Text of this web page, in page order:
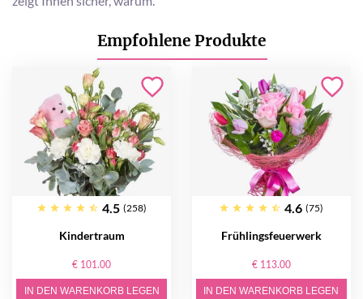
Empfohlene Produkte
4.5 (258)
Kindertraum
€ 101.00
IN DEN WARENKORB LEGEN
4.6 (75)
Frühlingsfeuerwerk
€ 113.00
IN DEN WARENKORB LEGEN